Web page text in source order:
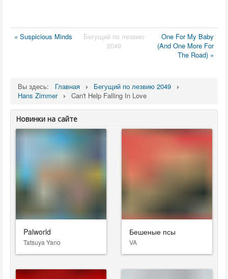
« Suspicious Minds
Бегущий по лезвию
2049
One For My Baby
(And One More For
The Road) »
Вы здесь: Главная
Бегущий по лезвию 2049
Hans Zimmer
Can't Help Falling In Love
Новинки на сайте
Palworld
Tatsuya Yano
Бешеные псы
VA